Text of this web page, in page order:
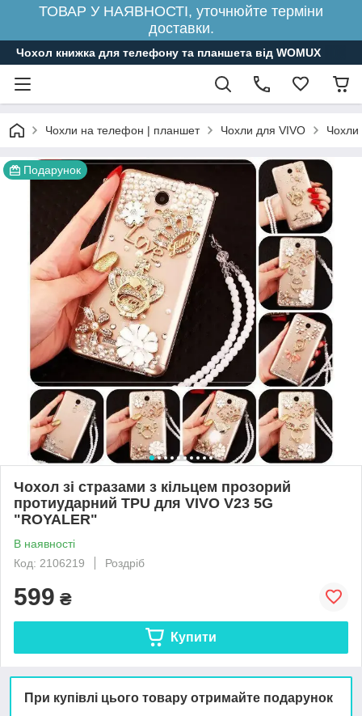
ТОВАР У НАЯВНОСТІ, уточнюйте терміни
доставки.
Чохол книжка для телефону та планшета від WOMUX
Чохли на телефон | планшет Чохли для VIVO Чохли
Подарунок
Чохол зі стразами з кільцем прозорий
протиударний TPU для VIVO V23 5G
"ROYALER"
В наявності
Код: 2106219
Роздріб
599 ₴
Купити
При купівлі цього товару отримайте подарунок